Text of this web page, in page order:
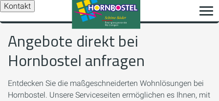
Kontakt
Angebote direkt bei
Hornbostel anfragen
Entdecken Sie die maßgeschneiderten Wohnlösungen bei
Hornbostel. Unsere Serviceseiten ermöglichen es Ihnen, mit